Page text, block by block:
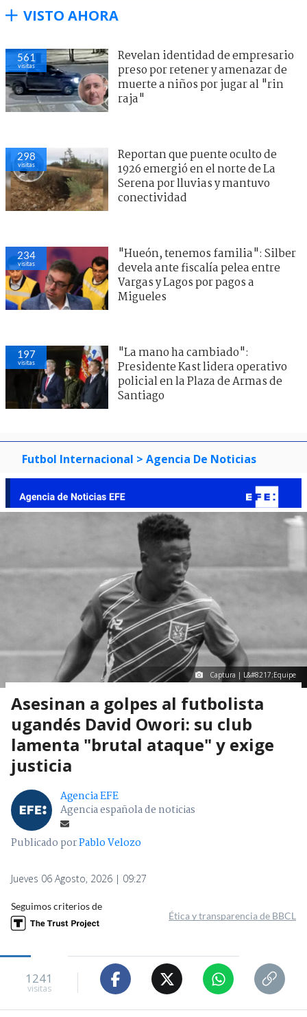
VISTO AHORA
561
visitas
Revelan identidad de empresario
preso por retener y amenazar de
muerte a niños por jugar al "rin
raja"
298
visitas
Reportan que puente oculto de
1926 emergió en el norte de La
Serena por lluvias y mantuvo
conectividad
234
visitas
"Hueón, tenemos familia": Silber
devela ante fiscalía pelea entre
Vargas y Lagos por pagos a
Migueles
197
visitas
"La mano ha cambiado":
Presidente Kast lidera operativo
policial en la Plaza de Armas de
Santiago
Futbol Internacional > Agencia De Noticias
Captura | L&#8217;Equipe
Asesinan a golpes al futbolista
ugandés David Owori: su club
lamenta "brutal ataque" y exige
justicia
Agencia EFE
Agencia española de noticias
Publicado porPablo Velozo
Jueves 06 Agosto, 2026 | 09:27
Seguimos criterios de
Ética y transparencia de BBCL
1241
visitas